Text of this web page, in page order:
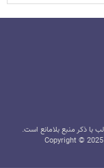
ذکر منبع بلامانع است.
Copyright ©